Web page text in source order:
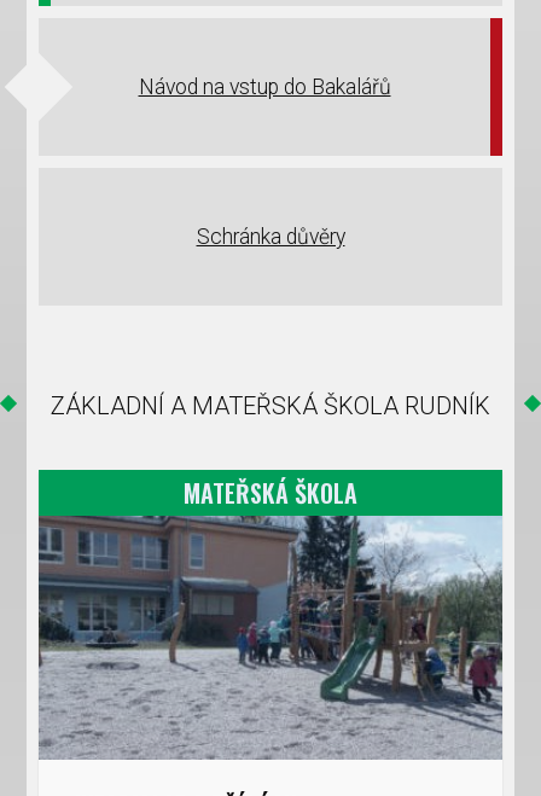
Návod na vstup do Bakalářů
Schránka důvěry
ZÁKLADNÍ A MATEŘSKÁ ŠKOLA RUDNÍK
MATEŘSKÁ ŠKOLA